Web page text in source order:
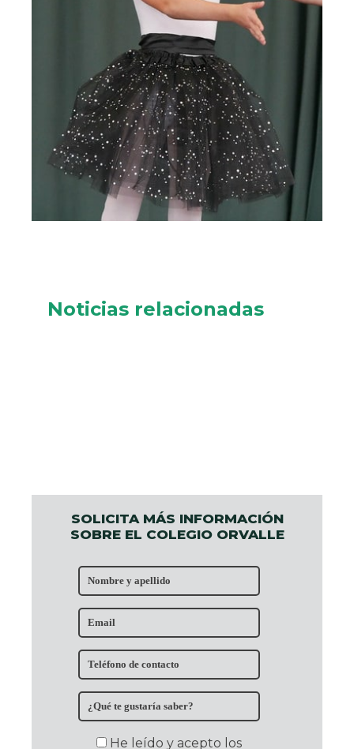
SOLICITA MÁS INFORMACIÓN
SOBRE EL COLEGIO ORVALLE
He leído y acepto los
Noticias relacionadas